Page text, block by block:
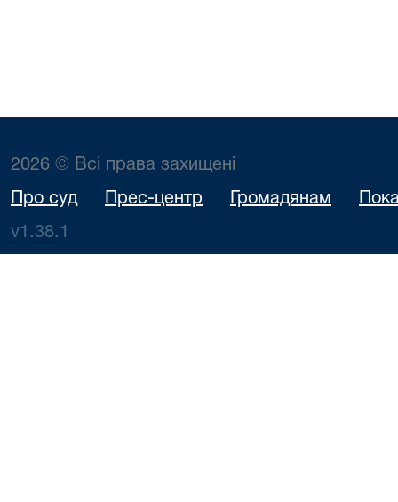
2026 © Всі права захищені
Про суд Прес-центр Громадянам
v1.38.1